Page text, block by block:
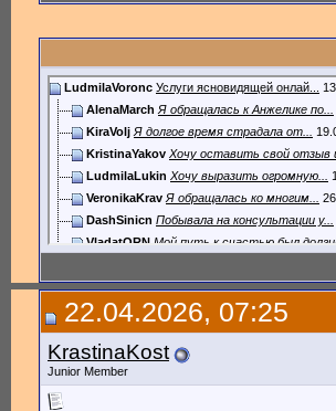
LudmilaVoronc Услуги ясновидящей онлай...
AlenaMarch Я обращалась к Анжелике по...
KiraVolj Я долгое время страдала от...
KristinaYakov Хочу оставить свой отзыв
LudmilaLukin Хочу выразить огромную...
VeronikaKrav Я обращалась ко многим...
DashSinicn Побывала на консультации у...
VladatORN Мой путь к счастью был
AntoninaMiron Хочу поделиться своей...
KrastinaKost Я обратилась к Анжелике
22.04.2026, 07:25
KrastinaKost
Junior Member